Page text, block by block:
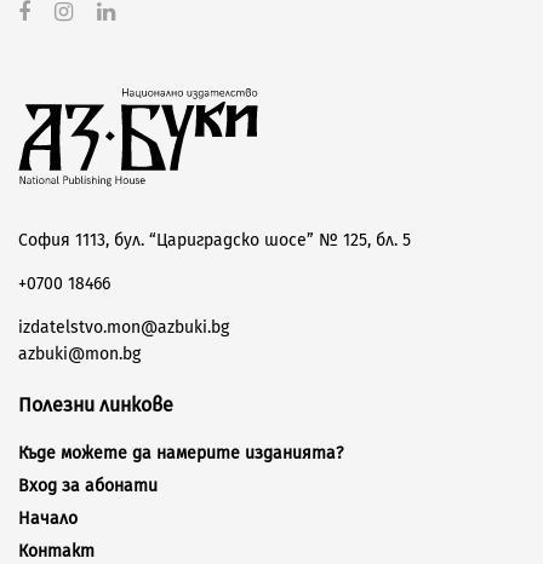
София 1113, бул. “Цариградско шосе” № 125, бл. 5
+0700 18466
izdatelstvo.mon@azbuki.bg
azbuki@mon.bg
Полезни линкове
Къде можете да намерите изданията?
Вход за абонати
Начало
Контакт